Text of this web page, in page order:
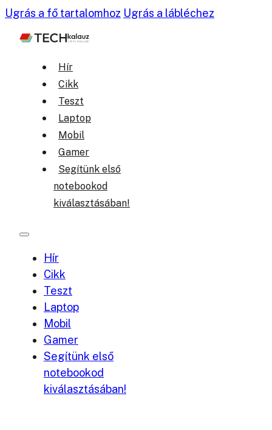
Ugrás a fő tartalomhoz Ugrás a lábléchez
Hír
Cikk
Teszt
Laptop
Mobil
Gamer
Segítünk első
notebookod
kiválasztásában!
Hír
Cikk
Teszt
Laptop
Mobil
Gamer
Segítünk első
notebookod
kiválasztásában!